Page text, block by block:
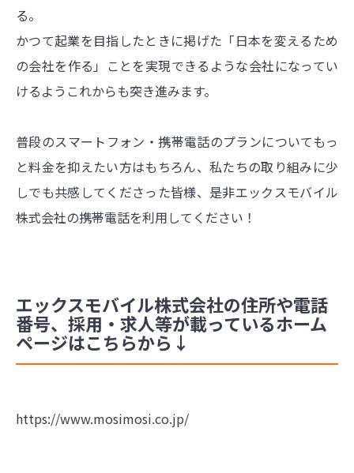
る。
かつて起業を目指したときに掲げた「日本を変えるため
の会社を作る」ことを実現できるような会社になってい
けるようこれからも突き進みます。
普段のスマートフォン・携帯電話のプランについてもっ
と料金を抑えたい方はもちろん、私たちの取り組みに少
しでも共感してくださった皆様、是非エックスモバイル
株式会社の携帯電話を利用してください！
エックスモバイル株式会社の住所や電話
番号、採用・求人等が載っているホーム
ページはこちらから↓
https://www.mosimosi.co.jp/